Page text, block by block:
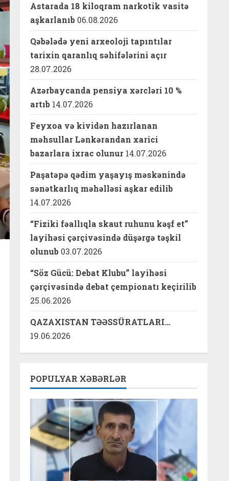
Astarada 18 kiloqram narkotik vasitə
aşkarlanıb 06.08.2026
Qəbələdə yeni arxeoloji tapıntılar
tarixin qaranlıq səhifələrini açır
28.07.2026
Azərbaycanda pensiya xərcləri 10 %
artıb 14.07.2026
Feyxoa və kividən hazırlanan
məhsullar Lənkərandan xarici
bazarlara ixrac olunur 14.07.2026
Paşatəpə qədim yaşayış məskənində
sənətkarlıq məhəlləsi aşkar edilib
14.07.2026
“Fiziki fəallıqla skaut ruhunu kəşf et”
layihəsi çərçivəsində düşərgə təşkil
olunub 03.07.2026
“Söz Gücü: Debat Klubu” layihəsi
çərçivəsində debat çempionatı keçirilib
25.06.2026
QAZAXISTAN TƏƏSSÜRATLARI…
19.06.2026
POPULYAR XƏBƏRLƏR